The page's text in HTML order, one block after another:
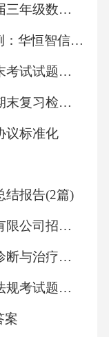
饮水安全工
目普遍投资
步设计审批
查时，仍有7
目存在批建
模、投资概
擅自增加建
批概算，未
少建设内
续；还有26
复变更设
8次，造成工
四川省雅安市名山县2027届三年级数学第一学期期末质量跟踪监视试题含解析
能源行业人才优化成功案例：华恒智信破解年龄老化技能滞后
内丘县2027届四上数学期末考试试题含解析
尼勒克县2027届四上数学期末复习检测试题含解析
议标准化
结报告(2篇)
2026年昆山国创投资集团有限公司招聘笔试参考题库附带答案详版
2026年非结核分枝杆菌病诊断与治疗指南（2020年版）解读课件
2026年交通运输系统法律法规考试题库及答案
案